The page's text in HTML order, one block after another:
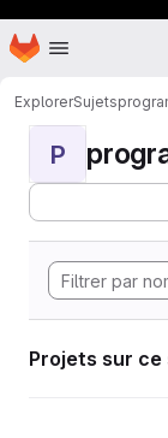
Passer au contenu principal
Page d'accueil
ExplorerSujets
P
Projets sur ce